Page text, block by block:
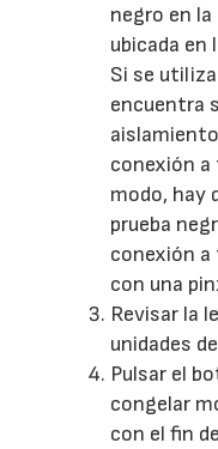
negro en
ubicada en
Si se
encuentra
conexión a
modo, hay
prueba
conexión
con una
Revisar la
unidades
Pulsar el
congelar
con el fin